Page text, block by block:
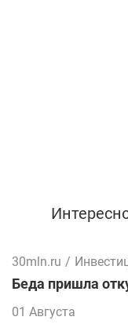
30mln.ru /
Беда пришла
01 Августа